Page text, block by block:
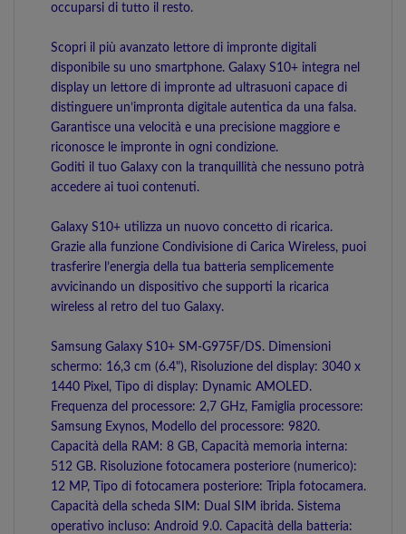
occuparsi di tutto il resto.
Scopri il più avanzato lettore di impronte digitali
disponibile su uno smartphone. Galaxy S10+ integra nel
display un lettore di impronte ad ultrasuoni capace di
distinguere un’impronta digitale autentica da una falsa.
Garantisce una velocità e una precisione maggiore e
riconosce le impronte in ogni condizione.
Goditi il tuo Galaxy con la tranquillità che nessuno potrà
accedere ai tuoi contenuti.
Galaxy S10+ utilizza un nuovo concetto di ricarica.
Grazie alla funzione Condivisione di Carica Wireless, puoi
trasferire l’energia della tua batteria semplicemente
avvicinando un dispositivo che supporti la ricarica
wireless al retro del tuo Galaxy.
Samsung Galaxy S10+ SM-G975F/DS. Dimensioni
schermo: 16,3 cm (6.4"), Risoluzione del display: 3040 x
1440 Pixel, Tipo di display: Dynamic AMOLED.
Frequenza del processore: 2,7 GHz, Famiglia processore:
Samsung Exynos, Modello del processore: 9820.
Capacità della RAM: 8 GB, Capacità memoria interna:
512 GB. Risoluzione fotocamera posteriore (numerico):
12 MP, Tipo di fotocamera posteriore: Tripla fotocamera.
Capacità della scheda SIM: Dual SIM ibrida. Sistema
operativo incluso: Android 9.0. Capacità della batteria: